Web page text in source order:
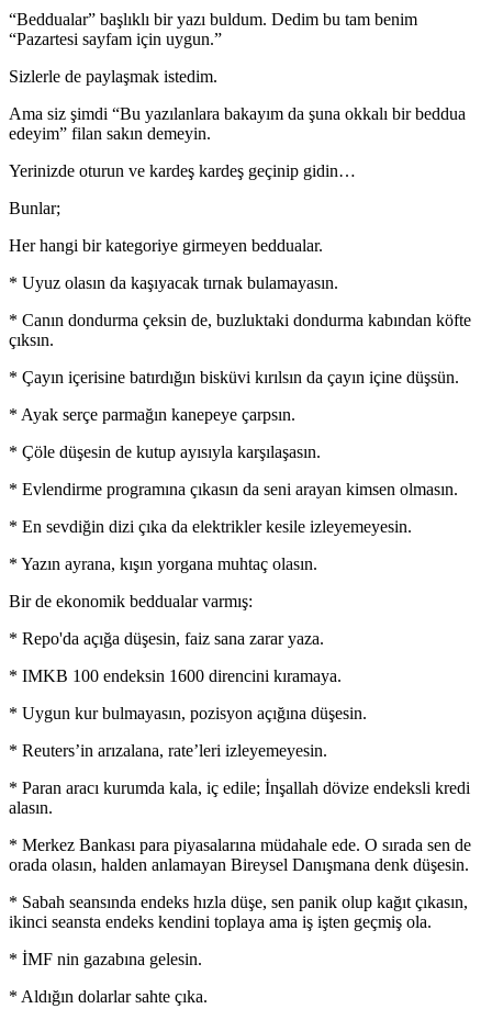
“Beddualar” başlıklı bir yazı buldum. Dedim bu tam benim
“Pazartesi sayfam için uygun.”
Sizlerle de paylaşmak istedim.
Ama siz şimdi “Bu yazılanlara bakayım da şuna okkalı bir beddua
edeyim” filan sakın demeyin.
Yerinizde oturun ve kardeş kardeş geçinip gidin…
Bunlar;
Her hangi bir kategoriye girmeyen beddualar.
* Uyuz olasın da kaşıyacak tırnak bulamayasın.
* Canın dondurma çeksin de, buzluktaki dondurma kabından köfte
çıksın.
* Çayın içerisine batırdığın bisküvi kırılsın da çayın içine düşsün.
* Ayak serçe parmağın kanepeye çarpsın.
* Çöle düşesin de kutup ayısıyla karşılaşasın.
* Evlendirme programına çıkasın da seni arayan kimsen olmasın.
* En sevdiğin dizi çıka da elektrikler kesile izleyemeyesin.
* Yazın ayrana, kışın yorgana muhtaç olasın.
Bir de ekonomik beddualar varmış:
* Repo'da açığa düşesin, faiz sana zarar yaza.
* IMKB 100 endeksin 1600 direncini kıramaya.
* Uygun kur bulmayasın, pozisyon açığına düşesin.
* Reuters’in arızalana, rate’leri izleyemeyesin.
* Paran aracı kurumda kala, iç edile; İnşallah dövize endeksli kredi
alasın.
* Merkez Bankası para piyasalarına müdahale ede. O sırada sen de
orada olasın, halden anlamayan Bireysel Danışmana denk düşesin.
* Sabah seansında endeks hızla düşe, sen panik olup kağıt çıkasın,
ikinci seansta endeks kendini toplaya ama iş işten geçmiş ola.
* İMF nin gazabına gelesin.
* Aldığın dolarlar sahte çıka.